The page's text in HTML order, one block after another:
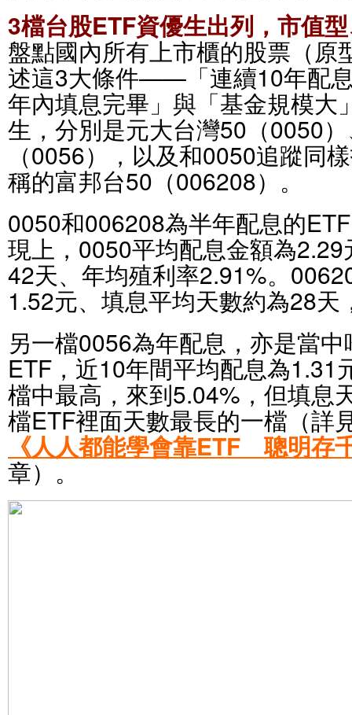
3檔台股ETF資優生出列，市值
盤點國內所有上市櫃的股票（原
述這3大條件——「連續10年配
年內填息完畢」與「基金規模大
生，分別是元大台灣50（0050
（0056），以及和0050追蹤同
稱的富邦台50（006208）。
0050和006208為半年配息的
現上，0050平均配息金額為
42天、年均殖利率2.91%。
1.52元、填息平均天數約為28
另一檔0056為年配息，亦是當
ETF，近10年間平均配息為1.31
檔中最高，來到5.04%，但填息
檔ETF裡面天數最長的一檔（詳
《人人都能學會靠ETF 聰明存
章）。